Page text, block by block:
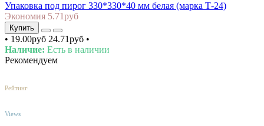
Упаковка под пирог 330*330*40 мм белая (марка Т-24)
Экономия 5.71руб
Купить
• 19.00руб 24.71руб •
Наличие: Есть в наличии
Рекомендуем
Рейтинг
Views